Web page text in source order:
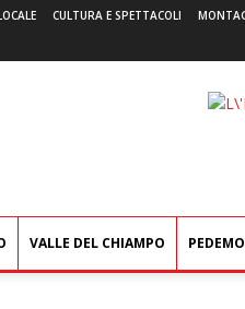
CULTURA E SPETTACOLI
VALLE DEL CHIAMPO